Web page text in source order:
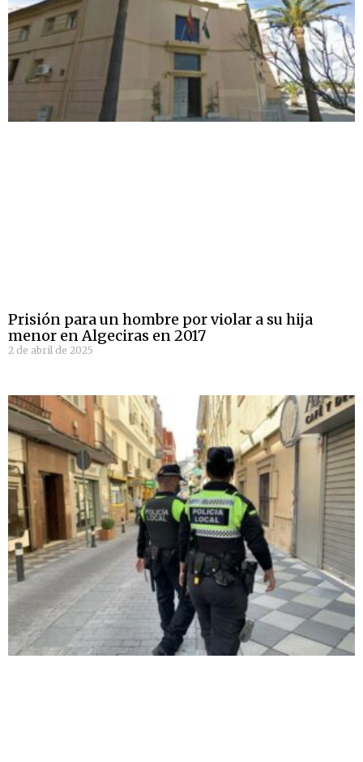
Prisión para un hombre por violar a su hija
menor en Algeciras en 2017
2 de abril de 2025